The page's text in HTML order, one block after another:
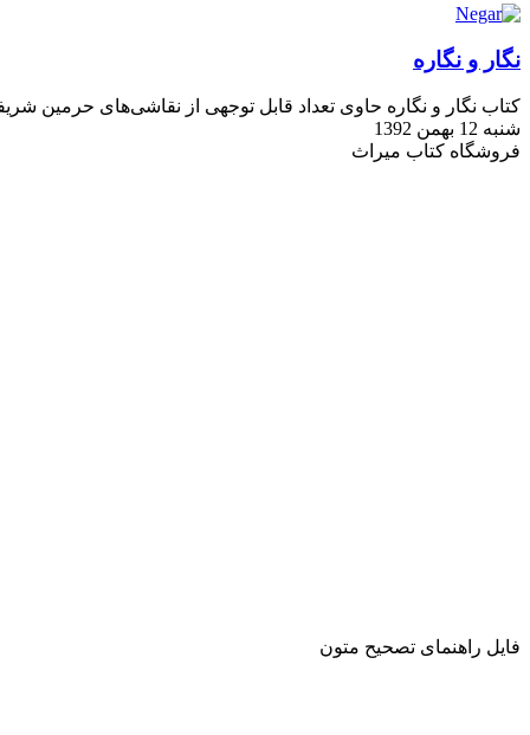
نگار و نگاره
کتاب نگار و نگاره حاوی تعداد قابل توجهی از نقاشی‌های حرمین
شنبه 12 بهمن 1392
فروشگاه کتاب میراث
فایل راهنمای تصحیح متون